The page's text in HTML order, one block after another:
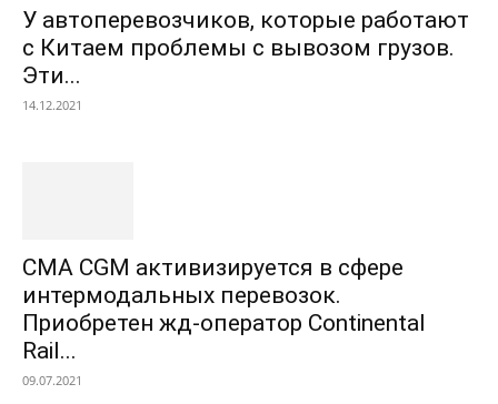
У автоперевозчиков, которые работают
с Китаем проблемы с вывозом грузов.
Эти...
14.12.2021
CMA CGM активизируется в сфере
интермодальных перевозок.
Приобретен жд-оператор Continental
Rail...
09.07.2021